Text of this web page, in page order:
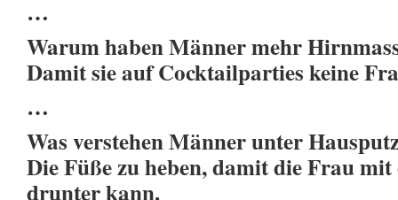
…
Warum haben Männer mehr
Damit sie auf Cocktailparties keine
…
Was verstehen Männer unter
Die Füße zu heben, damit die Frau
drunter kann.